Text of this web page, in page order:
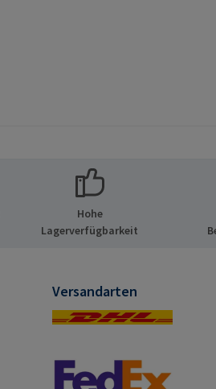
Hohe
Lagerverfügbarkeit
Versandarten